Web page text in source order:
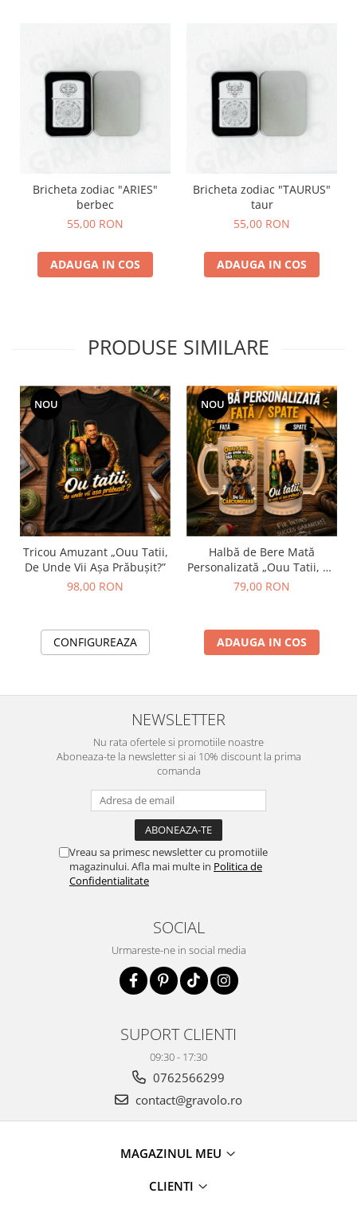
Bricheta zodiac "ARIES"
berbec
55,00 RON
ADAUGA IN COS
Bricheta zodiac "TAURUS"
taur
55,00 RON
ADAUGA IN COS
PRODUSE SIMILARE
NOU
Tricou Amuzant „Ouu Tatii,
De Unde Vii Așa Prăbușit?”
98,00 RON
CONFIGUREAZA
NOU
Halbă de Bere Mată
Personalizată „Ouu Tatii, De
Unde Vii Așa Prăbușit?”
79,00 RON
ADAUGA IN COS
NEWSLETTER
Nu rata ofertele si promotiile noastre
Aboneaza-te la newsletter si ai 10% discount la prima
comanda
Vreau sa primesc newsletter cu promotiile
magazinului. Afla mai multe in Politica de
Confidentialitate
SOCIAL
Urmareste-ne in social media
SUPORT CLIENTI
09:30 - 17:30
0762566299
contact@gravolo.ro
MAGAZINUL MEU
CLIENTI